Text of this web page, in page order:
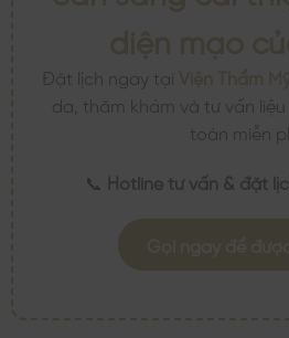
Đặt lịch ngay tại
da, thăm khám và tư vấn
toàn miễn
📞 Hotline tư vấn & đặt